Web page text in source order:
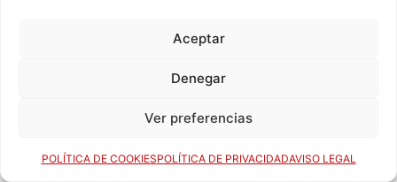
Aceptar
Denegar
Ver preferencias
POLÍTICA DE COOKIESPOLÍTICA DE PRIVACIDADAVISO LEGAL
TEMPORADA 2015-16